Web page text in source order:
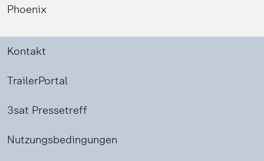
Phoenix
Kontakt
TrailerPortal
3sat Pressetreff
Nutzungsbedingungen